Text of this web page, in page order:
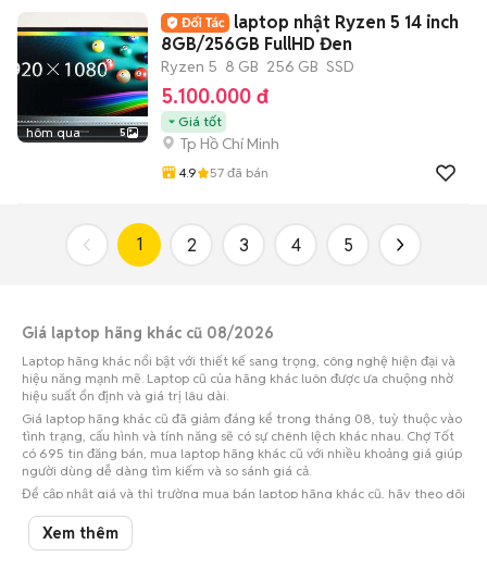
hôm qua 5
laptop nhật Ryzen 5 14 inch
8GB/256GB FullHD Đen
Ryzen 5 8 GB 256 GB SSD
5.100.000 đ
Giá tốt
Tp Hồ Chí Minh
4.9 57 đã bán
1 2 3 4 5
Giá laptop hãng khác cũ 08/2026
Laptop hãng khác nổi bật với thiết kế sang trọng, công nghệ hiện đại và
hiệu năng mạnh mẽ. Laptop cũ của hãng khác luôn được ưa chuộng nhờ
hiệu suất ổn định và giá trị lâu dài.
Giá laptop hãng khác cũ đã giảm đáng kể trong tháng 08, tuỳ thuộc vào
tình trạng, cấu hình và tính năng sẽ có sự chênh lệch khác nhau. Chợ Tốt
có 695 tin đăng bán, mua laptop hãng khác cũ với nhiều khoảng giá giúp
người dùng dễ dàng tìm kiếm và so sánh giá cả.
Để cập nhật giá và thị trường mua bán laptop hãng khác cũ, hãy theo dõi
Khoảng giá laptop Hãng khác cũ ở các tỉnh thành phổ biến cập nhật
Xem thêm